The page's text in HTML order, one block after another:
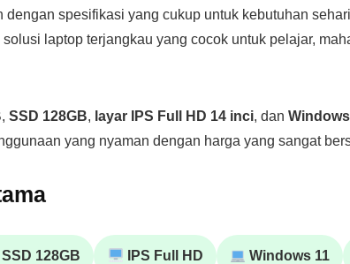
dengan spesifikasi yang cukup untuk kebutuhan
laptop terjangkau yang cocok untuk pelajar,
, SSD 128GB, layar IPS Full HD 14 inci, dan
yang nyaman dengan harga yang sangat
SSD 128GB IPS Full HD Windows 11